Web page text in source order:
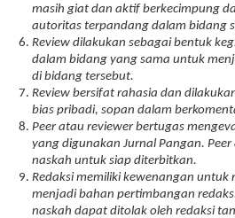
masih giat dan aktif berkecimpung
autoritas terpandang dalam bidang
Review dilakukan sebagai bentuk
dalam bidang yang sama untuk
di bidang tersebut.
Review bersifat rahasia dan
bias pribadi, sopan dalam
Peer atau reviewer bertugas
yang digunakan Jurnal Pangan.
naskah untuk siap diterbitkan.
Redaksi memiliki kewenangan
menjadi bahan pertimbangan
naskah dapat ditolak oleh redaksi